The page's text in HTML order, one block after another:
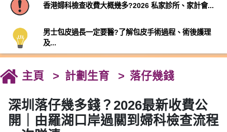
香港婦科檢查收費大概幾多?2026 私家診所、家計會...
男士包皮過長一定要醫?了解包皮手術過程、術後護理
及...
主頁 計劃生育 落仔幾錢
深圳落仔幾多錢？2026最新收費公
開｜由羅湖口岸過關到婦科檢查流程